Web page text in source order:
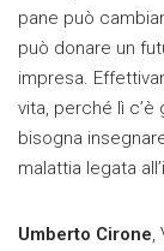
pane può
può donare un
impresa.
vita, perché lì
bisogna
malattia legata
Umberto Cirone,